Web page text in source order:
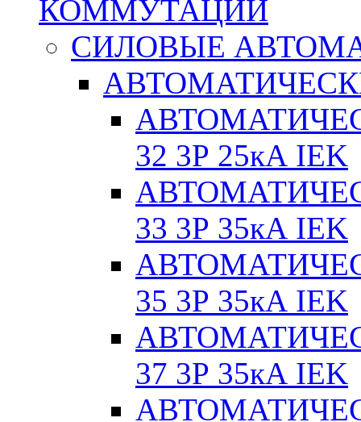
КОММУТАЦИИ
СИЛОВЫЕ
32 3Р 25кА IEK
33 3Р 35кА IEK
35 3Р 35кА IEK
37 3Р 35кА IEK